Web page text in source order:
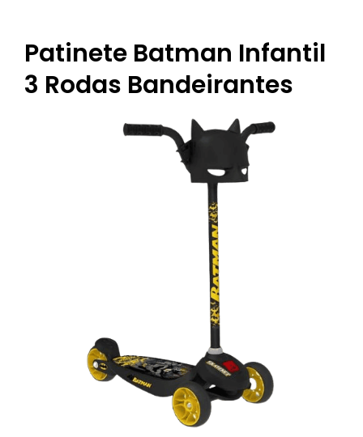
Patinete Batman Infantil
3 Rodas Bandeirantes